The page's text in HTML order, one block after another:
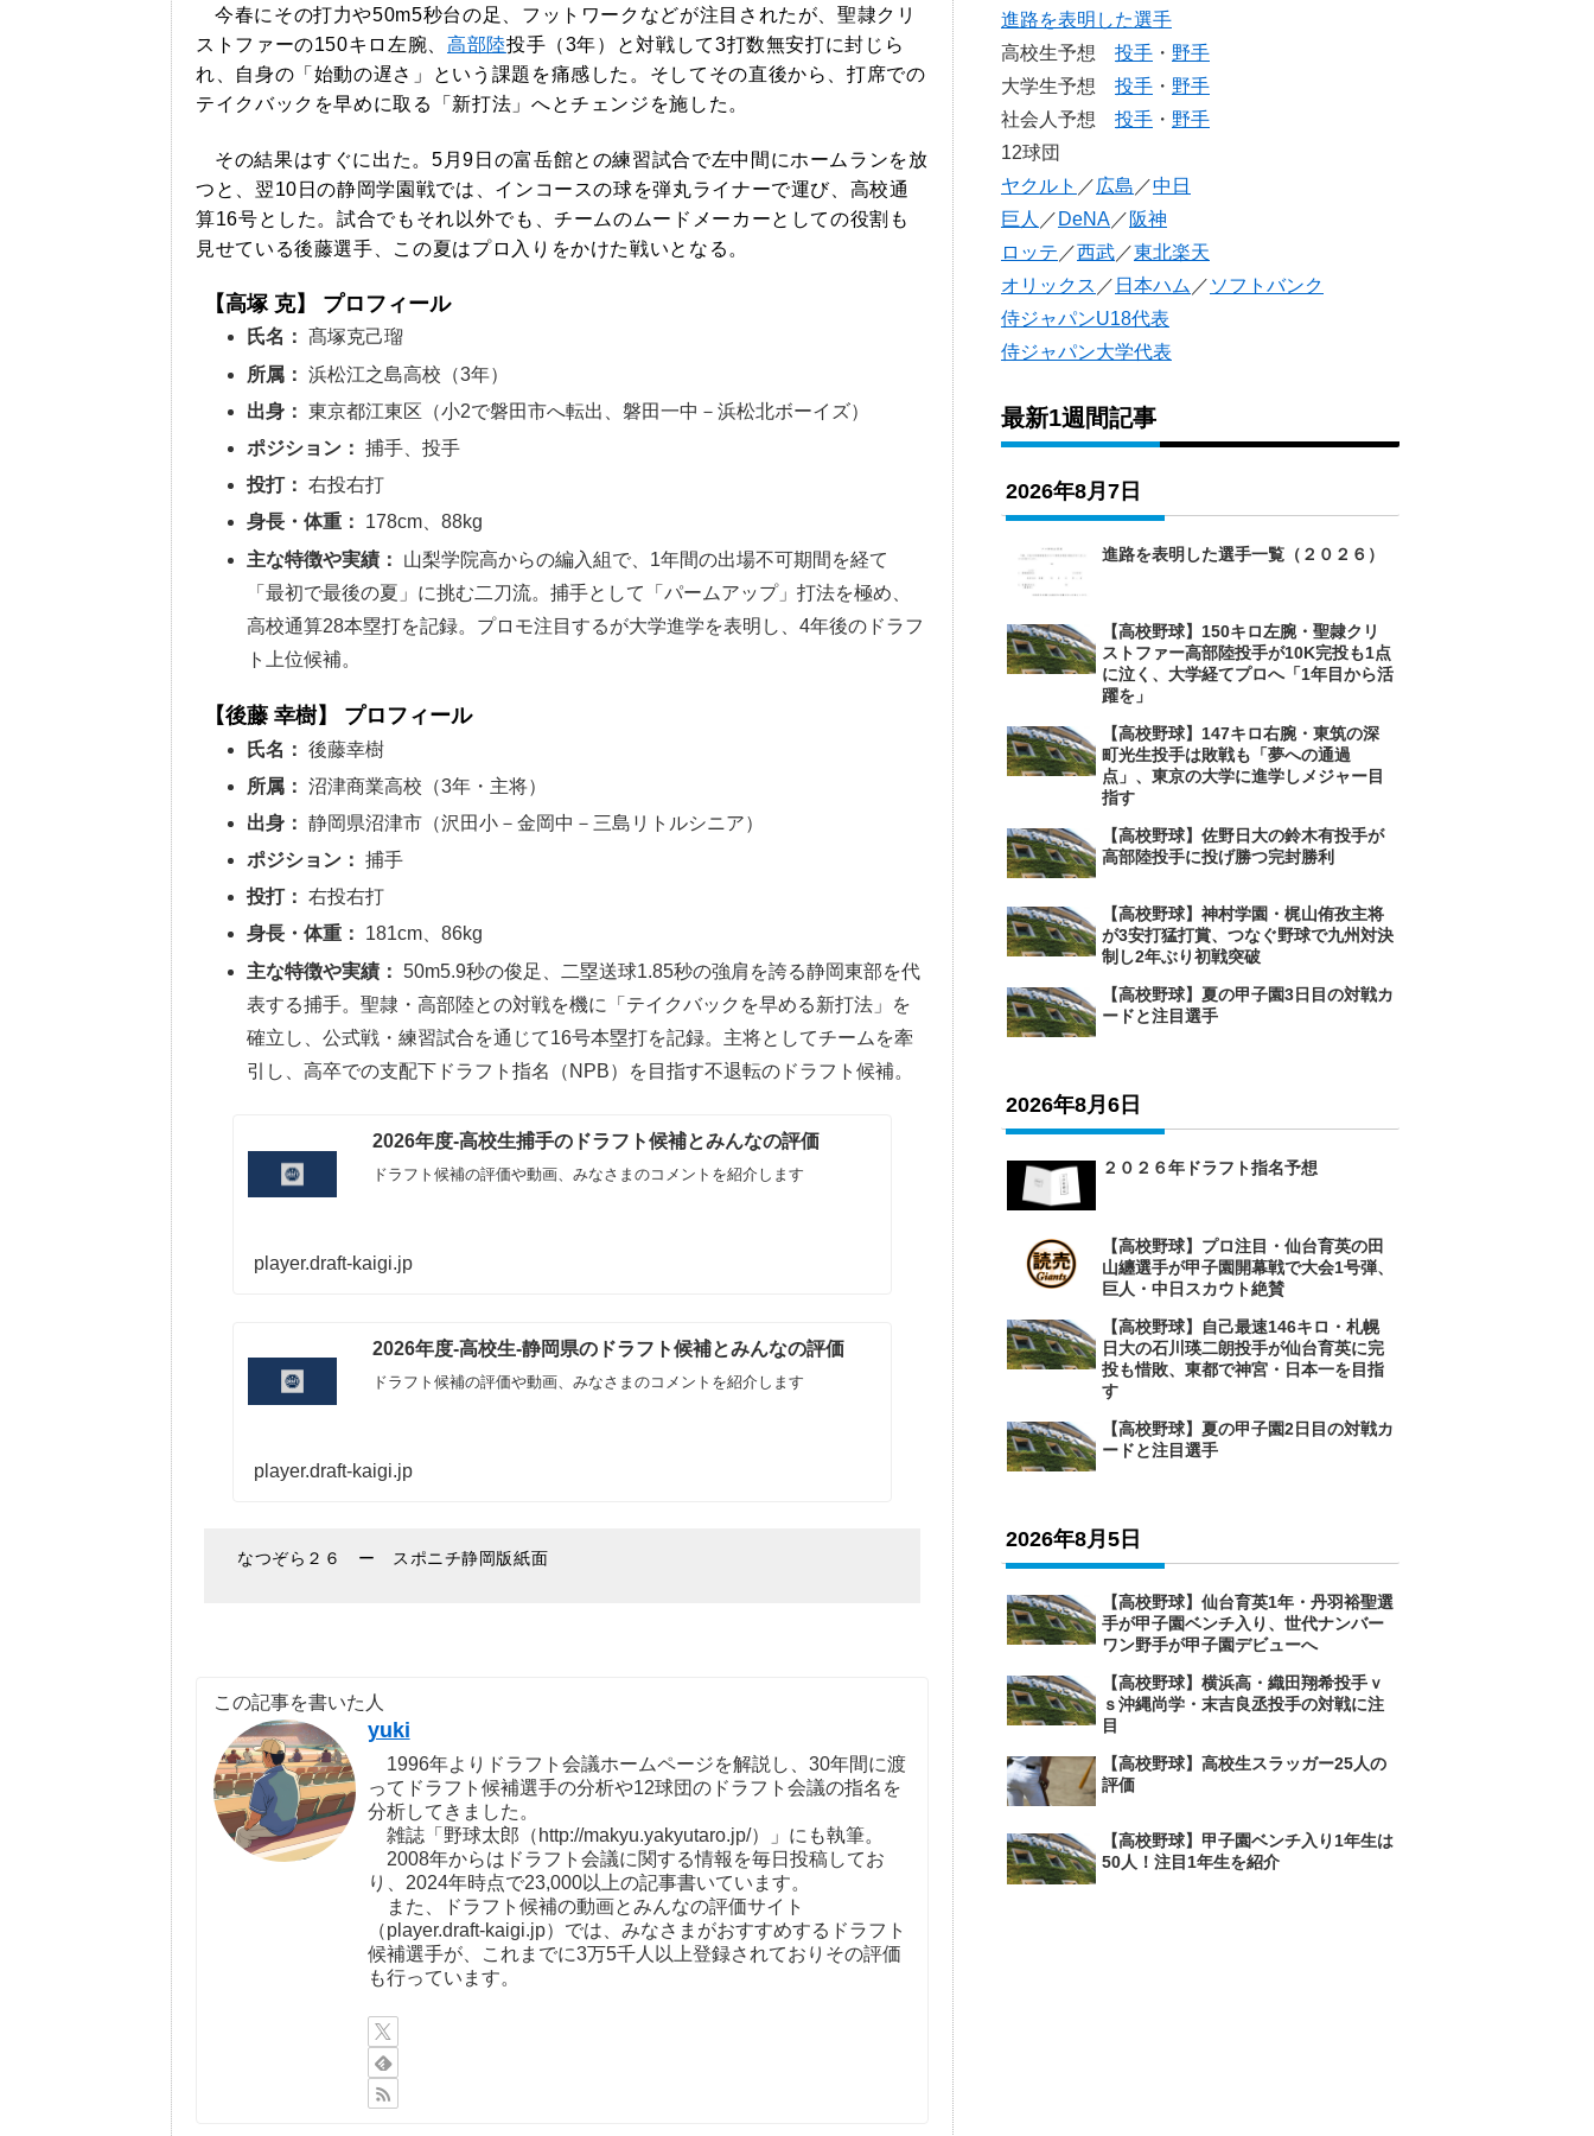
今春にその打力や50m5秒台の足、フットワークなどが注目されたが、聖隷クリ
ストファーの150キロ左腕、 高部陸投手（3年）と対戦して3打数無安打に封じら
れ、自身の「始動の遅さ」という課題を痛感した。そしてその直後から、打席での
テイクバックを早めに取る「新打法」へとチェンジを施した。
その結果はすぐに出た。5月9日の富岳館との練習試合で左中間にホームランを放
つと、翌10日の静岡学園戦では、インコースの球を弾丸ライナーで運び、高校通
算16号とした。試合でもそれ以外でも、チームのムードメーカーとしての役割も
見せている後藤選手、この夏はプロ入りをかけた戦いとなる。
【高塚 克】 プロフィール
氏名： 髙塚克己瑠
所属： 浜松江之島高校（3年）
出身： 東京都江東区（小2で磐田市へ転出、磐田一中－浜松北ボーイズ）
ポジション： 捕手、投手
投打： 右投右打
身長・体重：
178cm、88kg
主な特徴や実績：
山梨学院高からの編入組で、1年間の出場不可期間を経て
「最初で最後の夏」に挑む二刀流。捕手として「パームアップ」打法を極め、
高校通算28本塁打を記録。プロモ注目するが大学進学を表明し、4年後のドラフ
ト上位候補。
【後藤 幸樹】 プロフィール
氏名： 後藤幸樹
所属： 沼津商業高校（3年・主将）
出身： 静岡県沼津市（沢田小－金岡中－三島リトルシニア）
ポジション： 捕手
投打： 右投右打
身長・体重：
181cm、86kg
主な特徴や実績： 50m5.9秒の俊足、二塁送球1.85秒の強肩を誇る静岡東部を代
表する捕手。聖隷・高部陸との対戦を機に「テイクバックを早める新打法」を
確立し、公式戦・練習試合を通じて16号本塁打を記録。主将としてチームを牽
引し、高卒での支配下ドラフト指名（NPB）を目指す不退転のドラフト候補。
2026年度-高校生捕手のドラフト候補とみんなの評価
ドラフト候補の評価や動画、みなさまのコメントを紹介します
player.draft-kaigi.jp
2026年度-高校生-静岡県のドラフト候補とみんなの評価
ドラフト候補の評価や動画、みなさまのコメントを紹介します
player.draft-kaigi.jp
なつぞら２６ ー スポニチ静岡版紙面
この記事を書いた人
yuki
1996年よりドラフト会議ホームページを解説し、30年間に渡
ってドラフト候補選手の分析や12球団のドラフト会議の指名を
分析してきました。
雑誌「野球太郎（http://makyu.yakyutaro.jp/）」にも執筆。
2008年からはドラフト会議に関する情報を毎日投稿してお
り、2024年時点で23,000以上の記事書いています。
また、ドラフト候補の動画とみんなの評価サイト
（player.draft-kaigi.jp）では、みなさまがおすすめするドラフト
候補選手が、これまでに3万5千人以上登録されておりその評価
も行っています。
進路を表明した選手
高校生予想 投手 ・ 野手
大学生予想 投手 ・ 野手
社会人予想 投手 ・ 野手
12球団
ヤクルト ／ 広島 ／中日
巨人 ／ DeNA ／ 阪神
ロッテ ／西武 ／東北楽天
オリックス ／ 日本ハム ／ ソフトバンク
侍ジャパンU18代表
侍ジャパン大学代表
最新1週間記事
2026年8月7日
進路を表明した選手一覧（２０２６）
【高校野球】150キロ左腕・聖隷クリ
ストファー高部陸投手が10K完投も1点
に泣く、大学経てプロへ「1年目から活
躍を」
【高校野球】147キロ右腕・東筑の深
町光生投手は敗戦も「夢への通過
点」、東京の大学に進学しメジャー目
指す
【高校野球】佐野日大の鈴木有投手が
高部陸投手に投げ勝つ完封勝利
【高校野球】神村学園・梶山侑孜主将
が3安打猛打賞、つなぐ野球で九州対決
制し2年ぶり初戦突破
【高校野球】夏の甲子園3日目の対戦カ
ードと注目選手
2026年8月6日
２０２６年ドラフト指名予想
【高校野球】プロ注目・仙台育英の田
山纏選手が甲子園開幕戦で大会1号弾、
巨人・中日スカウト絶賛
【高校野球】自己最速146キロ・札幌
日大の石川瑛二朗投手が仙台育英に完
投も惜敗、東都で神宮・日本一を目指
す
【高校野球】夏の甲子園2日目の対戦カ
ードと注目選手
2026年8月5日
【高校野球】仙台育英1年・丹羽裕聖選
手が甲子園ベンチ入り、世代ナンバー
ワン野手が甲子園デビューへ
【高校野球】横浜高・織田翔希投手ｖ
ｓ沖縄尚学・末吉良丞投手の対戦に注
目
【高校野球】高校生スラッガー25人の
評価
【高校野球】甲子園ベンチ入り1年生は
50人！注目1年生を紹介